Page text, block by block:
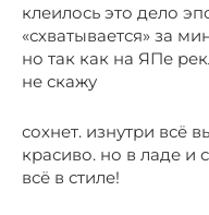
клеилось это дело
«схватывается» за
но так как на ЯПе
не скажу
сохнет. изнутри всё
красиво. но в ладе и
всё в стиле!